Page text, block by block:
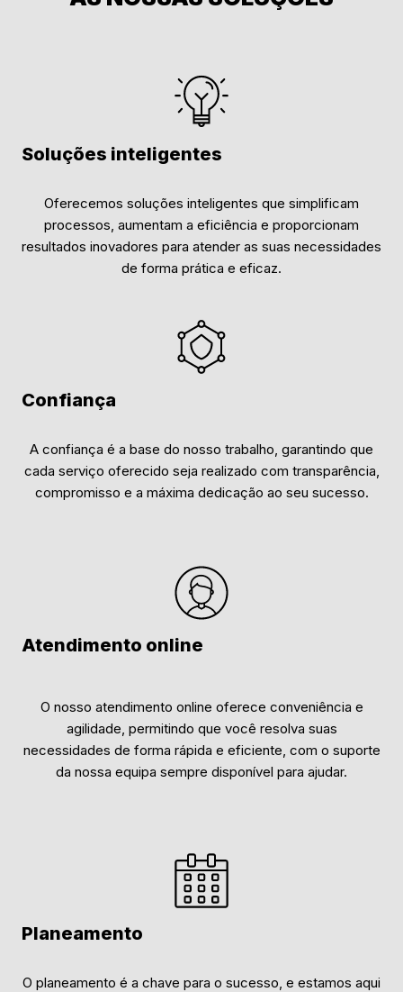
Soluções inteligentes
Oferecemos soluções inteligentes que simplificam
processos, aumentam a eficiência e proporcionam
resultados inovadores para atender as suas necessidades
de forma prática e eficaz.
Confiança
A confiança é a base do nosso trabalho, garantindo que
cada serviço oferecido seja realizado com transparência,
compromisso e a máxima dedicação ao seu sucesso.
Atendimento online
O nosso atendimento online oferece conveniência e
agilidade, permitindo que você resolva suas
necessidades de forma rápida e eficiente, com o suporte
da nossa equipa sempre disponível para ajudar.
Planeamento
O planeamento é a chave para o sucesso, e estamos aqui